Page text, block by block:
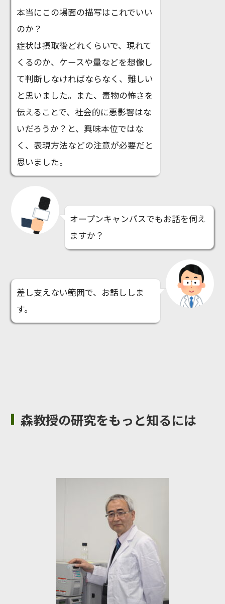
本当にこの場面の描写はこれでいい
のか？
症状は摂取後どれくらいで、現れて
くるのか、ケースや量などを想像し
て判断しなければならなく、難しい
と思いました。また、毒物の怖さを
伝えることで、社会的に悪影響はな
いだろうか？と、興味本位ではな
く、表現方法などの注意が必要だと
思いました。
オープンキャンパスでもお話を伺え
ますか？
差し支えない範囲で、お話ししま
す。
森教授の研究をもっと知るには